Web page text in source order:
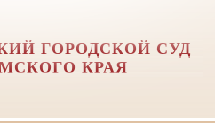
ГОРОДСКОЙ СУД
КРАЯ